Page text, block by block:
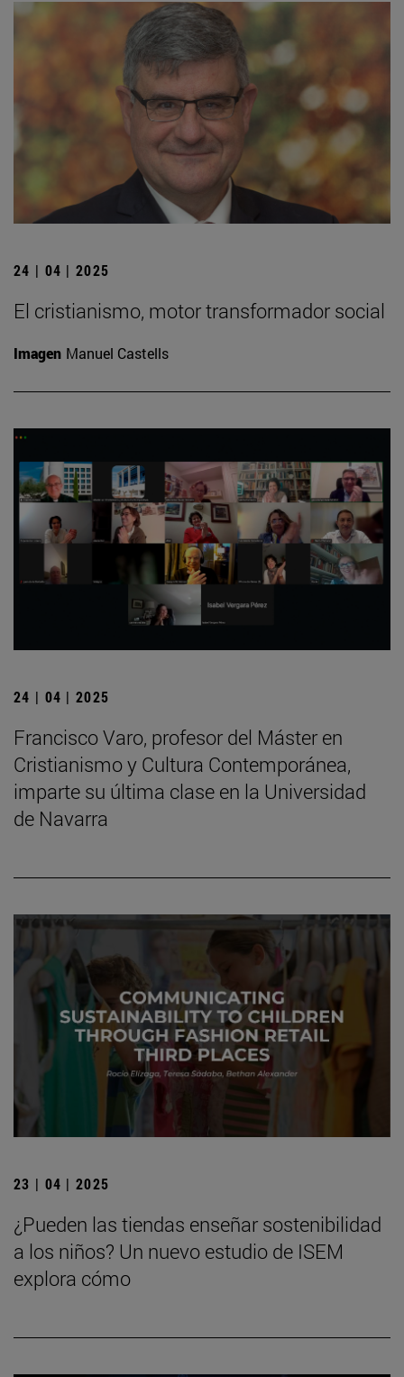
24 | 04 | 2025
El cristianismo, motor transformador social
Imagen Manuel Castells
24 | 04 | 2025
Francisco Varo, profesor del Máster en
Cristianismo y Cultura Contemporánea,
imparte su última clase en la Universidad
de Navarra
23 | 04 | 2025
¿Pueden las tiendas enseñar sostenibilidad
a los niños? Un nuevo estudio de ISEM
explora cómo